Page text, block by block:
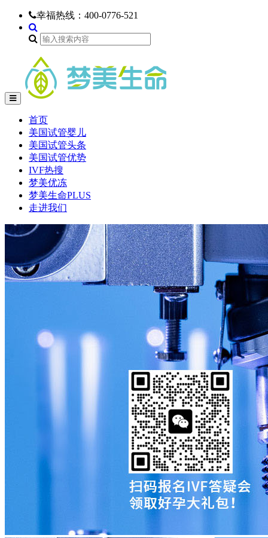
幸福热线： 400-0776-521
首页
美国试管婴儿
美国试管头条
美国试管优势
IVF热搜
梦美优冻
梦美生命PLUS
走进我们